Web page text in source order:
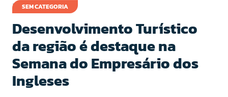
SEM CATEGORIA
21 de março de 2012
Desenvolvimento Turístico
da região é destaque na
Semana do Empresário dos
Ingleses